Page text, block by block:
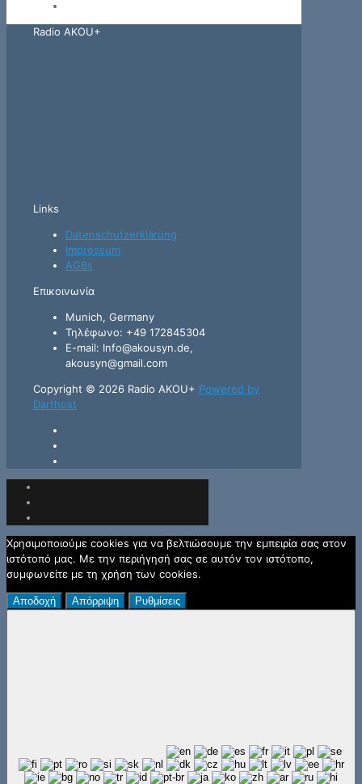
Radio AKOU+
Links
Datenschutzerklärung
Impressum
AGBs
Επικοινωνία
Munich, Germany
Τηλέφωνο: +49 172845304
E-mail: Info@akousyn.de,
akousyn@gmail.com
Copyright © 2026 Radio AKOU+ Powered by
Darthost
Χρησιμοποιούμε cookies για να βελτιώσουμε την εμπειρία σας στον
ιστότοπό μας. Με την περιήγησή σας σε αυτόν τον ιστότοπο,
συμφωνείτε με τη χρήση των cookies.
Αποδοχή Απόρριψη Ρυθμίσεις